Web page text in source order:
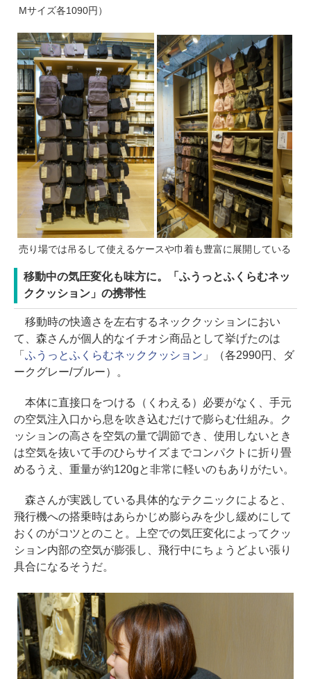
Mサイズ各1090円）
売り場では吊るして使えるケースや巾着も豊富に展開している
移動中の気圧変化も味方に。「ふうっとふくらむネッ
ククッション」の携帯性
移動時の快適さを左右するネッククッションにおい
て、森さんが個人的なイチオシ商品として挙げたのは
「 ふうっとふくらむネッククッション 」（各2990円、ダ
ークグレー/ブルー）。
本体に直接口をつける（くわえる）必要がなく、手元
の空気注入口から息を吹き込むだけで膨らむ仕組み。ク
ッションの高さを空気の量で調節でき、使用しないとき
は空気を抜いて手のひらサイズまでコンパクトに折り畳
めるうえ、重量が約120gと非常に軽いのもありがたい。
森さんが実践している具体的なテクニックによると、
飛行機への搭乗時はあらかじめ膨らみを少し緩めにして
おくのがコツとのこと。上空での気圧変化によってクッ
ション内部の空気が膨張し、飛行中にちょうどよい張り
具合になるそうだ。